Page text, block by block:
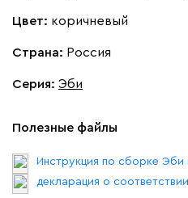
Винтер
Виридис Клэй
Цвет: коричневый
Страна: Россия
Серия: Эби
Полезные файлы
Инструкция по сборке Эби
декларация о